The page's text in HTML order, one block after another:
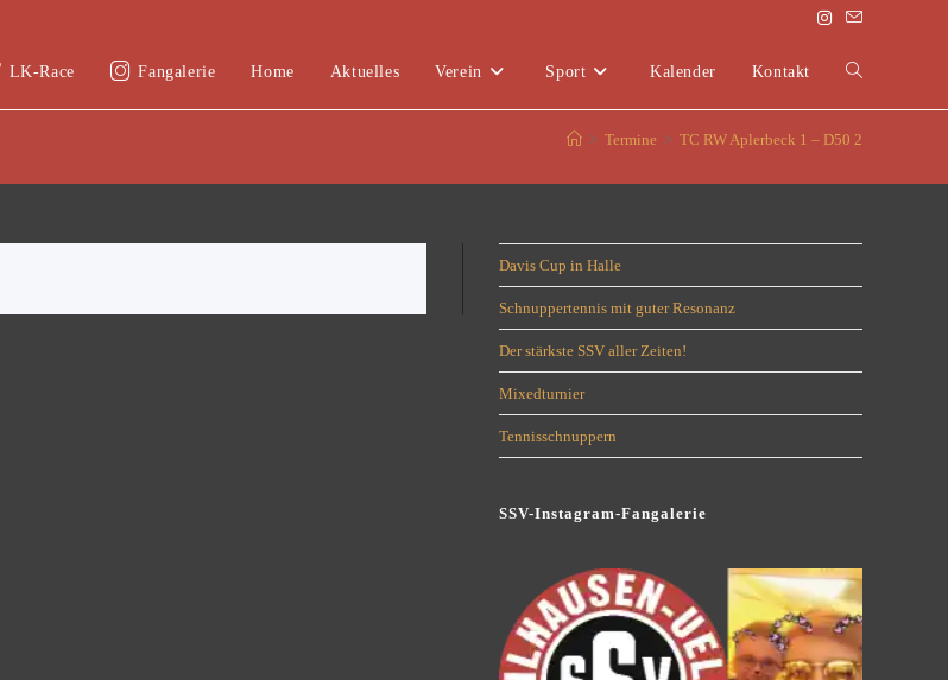
LK-Race Fangalerie Home Aktuelles Verein Sport Kalender Kontakt
> Termine > TC RW Aplerbeck 1 – D50 2
Davis Cup in Halle
Schnuppertennis mit guter Resonanz
Der stärkste SSV aller Zeiten!
Mixedturnier
Tennisschnuppern
SSV-Instagram-Fangalerie